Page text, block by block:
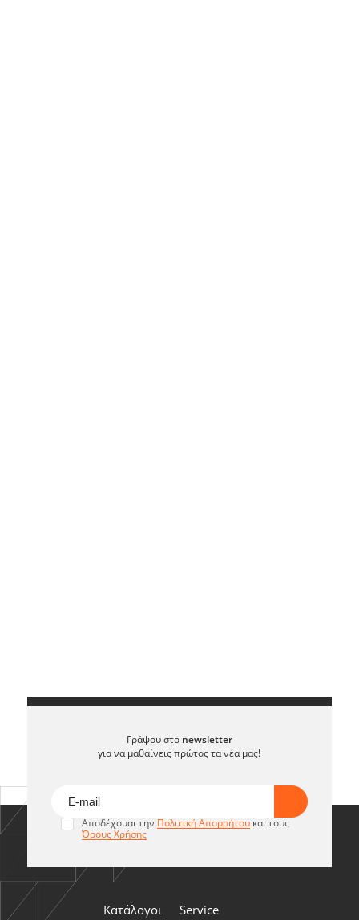
Γράψου στο newsletter
για να μαθαίνεις πρώτος τα νέα μας!
Αποδέχομαι την Πολιτική Απορρήτουκαι τους
Όρους Χρήσης
Κατάλογοι
Service